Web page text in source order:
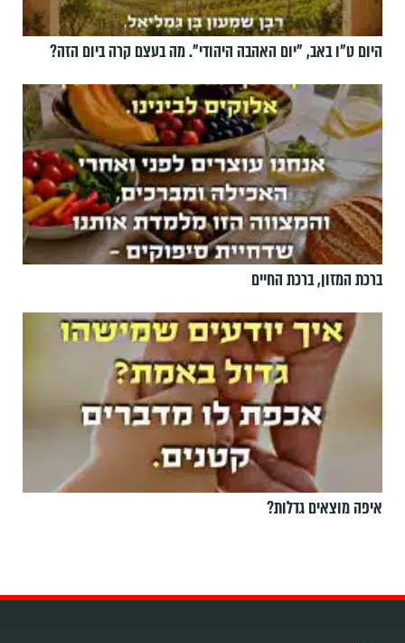
היום ט"ו באב, ”יום האהבה היהודי". מה בעצם קרה ביום הזה?
ברכת המזון, ברכת החיים
איפה מוצאים גדלות?